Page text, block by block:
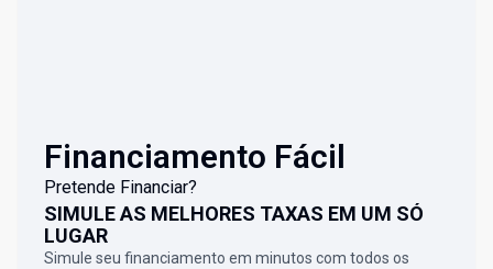
Financiamento Fácil
Pretende Financiar?
SIMULE AS MELHORES TAXAS EM UM SÓ
LUGAR
Simule seu financiamento em minutos com todos os